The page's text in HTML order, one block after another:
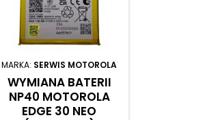
MARKA: SERWIS MOTOROLA
WYMIANA BATERII
NP40 MOTOROLA
EDGE 30 NEO